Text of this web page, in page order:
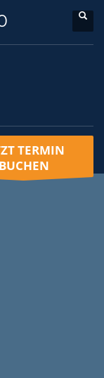
TERMIN
BUCHEN